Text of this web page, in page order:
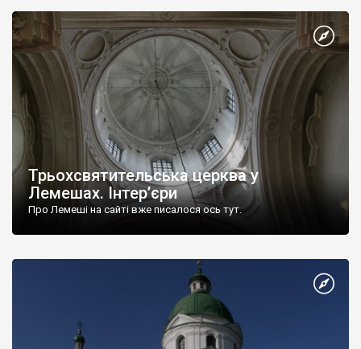
Трьохсвятительська церква у
Лемешах. Інтер’єри
Про Лемеші на сайті вже писалося ось тут.